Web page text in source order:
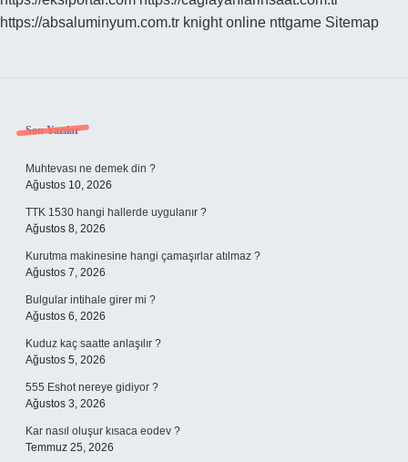
https://absaluminyum.com.tr knight online nttgame Sitemap
Sidebar
Son Yazılar
Muhtevası ne demek din ?
Ağustos 10, 2026
TTK 1530 hangi hallerde uygulanır ?
Ağustos 8, 2026
Kurutma makinesine hangi çamaşırlar atılmaz ?
Ağustos 7, 2026
Bulgular intihale girer mi ?
Ağustos 6, 2026
Kuduz kaç saatte anlaşılır ?
Ağustos 5, 2026
555 Eshot nereye gidiyor ?
Ağustos 3, 2026
Kar nasıl oluşur kısaca eodev ?
Temmuz 25, 2026